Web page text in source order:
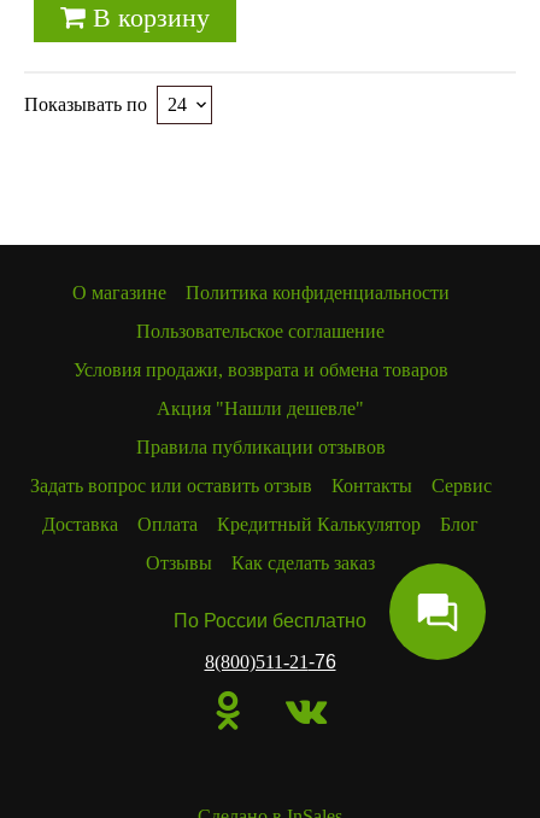
В корзину
Показывать по
О магазине
Политика конфиденциальности
Пользовательское соглашение
Условия продажи, возврата и обмена товаров
Акция "Нашли дешевле"
Правила публикации отзывов
Задать вопрос или оставить отзыв
Контакты
Сервис
Доставка
Оплата Кредитный Калькулятор
Блог
Отзывы
Как сделать заказ
По России бесплатно
8(800)511-21-76